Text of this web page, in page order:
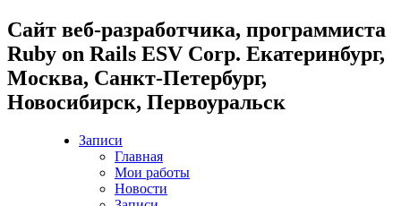
Cайт веб-разработчика, программиста
Ruby on Rails ESV Corp. Екатеринбург,
Москва, Санкт-Петербург,
Новосибирск, Первоуральск
Записи
Главная
Мои работы
Новости